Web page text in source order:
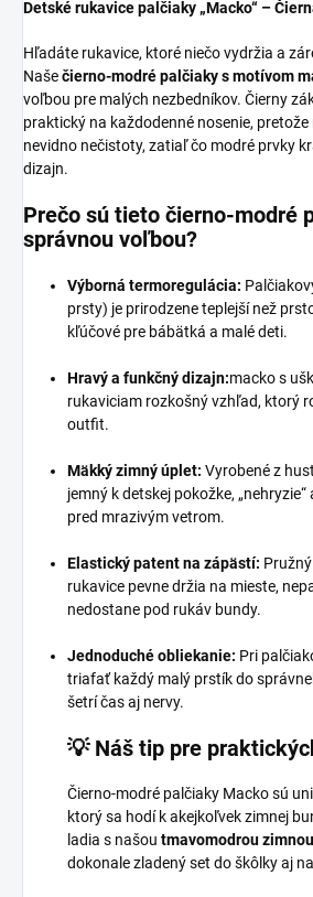
Detské rukavice palčiaky „Macko“ –
Hľadáte rukavice, ktoré niečo vydržia a
Našečierno-modré palčiaky s motívom
voľbou pre malých nezbedníkov. Čierny
praktický na každodenné nosenie,
nevidno nečistoty, zatiaľ čo modré prvky
dizajn.
Prečo sú tieto čierno-modré
správnou voľbou?
Výborná termoregulácia:
prsty) je prirodzene teplejší než
kľúčové pre bábätká a malé deti.
Hravý a funkčný dizajn:macko s
rukaviciam rozkošný vzhľad, ktorý
outfit.
Mäkký zimný úplet: Vyrobené z
jemný k detskej pokožke,
pred mrazivým vetrom.
Elastický patent na zápästí:
rukavice pevne držia na mieste,
nedostane pod rukáv bundy.
Jednoduché obliekanie: Pri
triafať každý malý prstík do
šetrí čas aj nervy.
💡 Náš tip pre
Čierno-modré palčiaky Macko sú
ktorý sa hodí k akejkoľvek zimnej
ladia s našou tmavomodrou
dokonale zladený set do škôlky aj